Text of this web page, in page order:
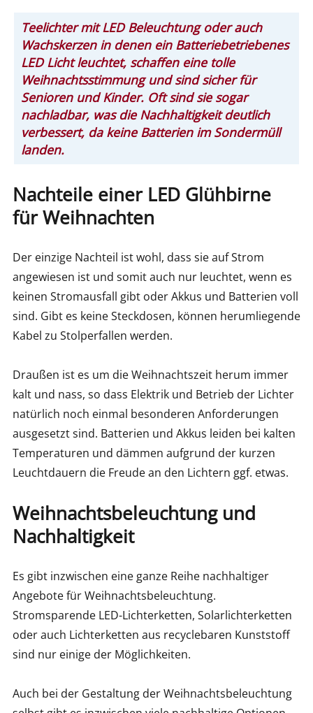
Teelichter mit LED Beleuchtung oder auch
Wachskerzen in denen ein Batteriebetriebenes
LED Licht leuchtet, schaffen eine tolle
Weihnachtsstimmung und sind sicher für
Senioren und Kinder. Oft sind sie sogar
nachladbar, was die Nachhaltigkeit deutlich
verbessert, da keine Batterien im Sondermüll
landen.
Nachteile einer LED Glühbirne
für Weihnachten
Der einzige Nachteil ist wohl, dass sie auf Strom
angewiesen ist und somit auch nur leuchtet, wenn es
keinen Stromausfall gibt oder Akkus und Batterien voll
sind. Gibt es keine Steckdosen, können herumliegende
Kabel zu Stolperfallen werden.
Draußen ist es um die Weihnachtszeit herum immer
kalt und nass, so dass Elektrik und Betrieb der Lichter
natürlich noch einmal besonderen Anforderungen
ausgesetzt sind. Batterien und Akkus leiden bei kalten
Temperaturen und dämmen aufgrund der kurzen
Leuchtdauern die Freude an den Lichtern ggf. etwas.
Weihnachtsbeleuchtung und
Nachhaltigkeit
Es gibt inzwischen eine ganze Reihe nachhaltiger
Angebote für Weihnachtsbeleuchtung.
Stromsparende LED-Lichterketten, Solarlichterketten
oder auch Lichterketten aus recyclebaren Kunststoff
sind nur einige der Möglichkeiten.
Auch bei der Gestaltung der Weihnachtsbeleuchtung